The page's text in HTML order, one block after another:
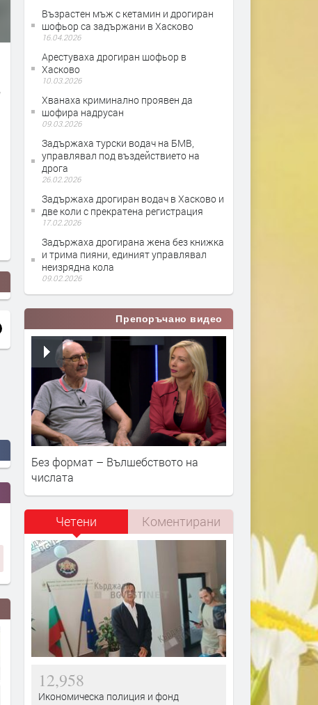
Възрастен мъж с кетамин и дрогиран
шофьор са задържани в Хасково
16.04.2026
Арестуваха дрогиран шофьор в
Хасково
10.03.2026
Хванаха криминално проявен да
шофира надрусан
09.03.2026
Задържаха турски водач на БМВ,
управлявал под въздействието на
дрога
26.02.2026
Задържаха дрогиран водач в Хасково и
две коли с прекратена регистрация
17.02.2026
Задържаха дрогирана жена без книжка
и трима пияни, единият управлявал
неизрядна кола
09.02.2026
Препоръчано видео
Без формат – Вълшебството на
числата
Четени Коментирани
12,958
Икономическа полиция и фонд